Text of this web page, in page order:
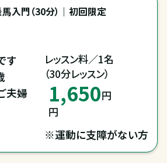
入門（30分）｜初回限定
す
夫婦
レッスン料／1名
（30分レッスン）
1,650円
円
※運動に支障がない方